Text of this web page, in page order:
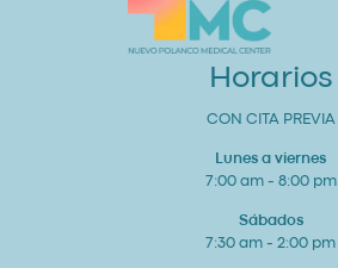
Horarios
CON CITA PREVIA
Lunes a viernes
7:00 am - 8:00 pm
Sábados
7:30 am - 2:00 pm